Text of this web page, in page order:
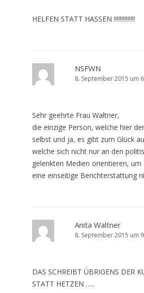
HELFEN STATT HASSEN !!!!!!!!!!!!!!
NSFWN
8. September 2015 um
Sehr geehrte Frau Waltner,
die einzige Person, welche hier
selbst und ja, es gibt zum Glück
welche sich nicht nur an den
gelenkten Medien orientieren, um
eine einseitige Berichterstattung
Anita Waltner
8. September 2015 um
DAS SCHREIBT ÜBRIGENS DER
STATT HETZEN …..